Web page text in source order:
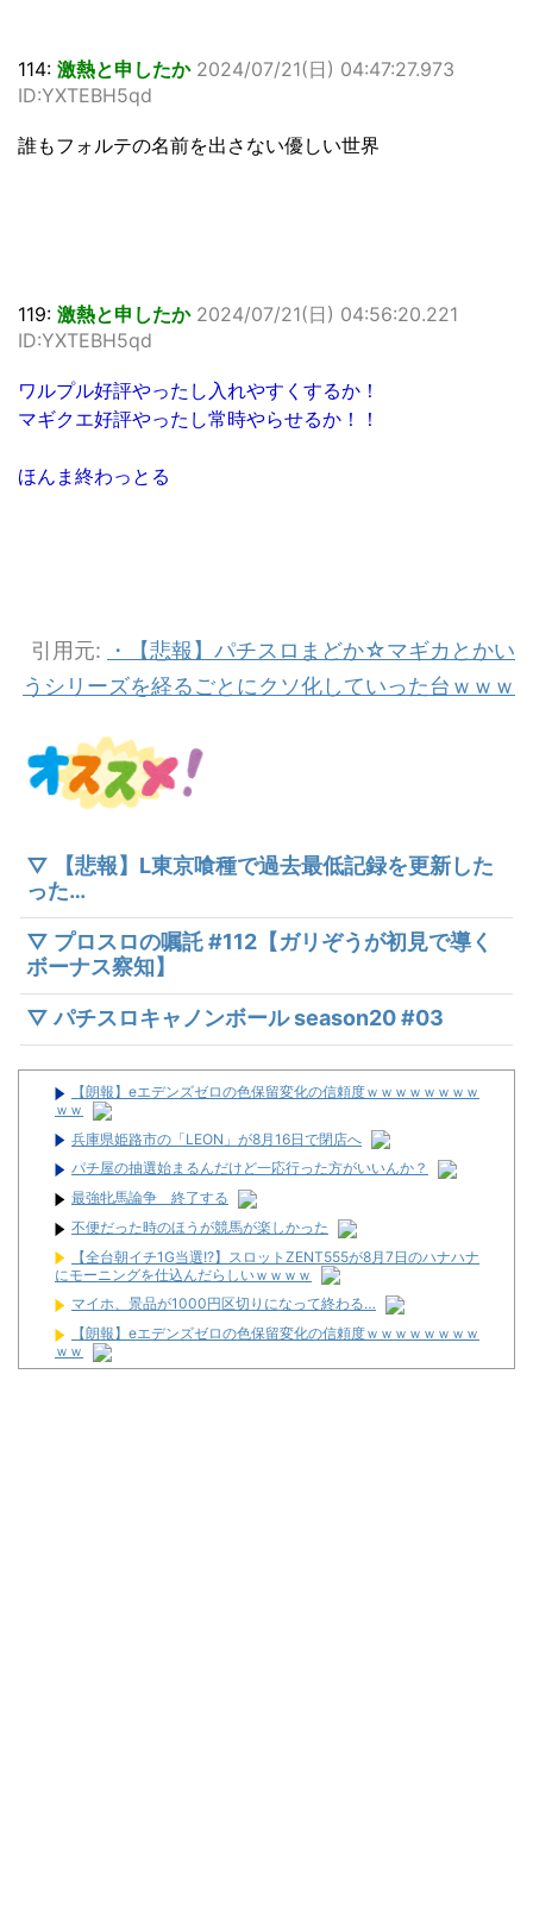
114: 激熱と申したか 2024/07/21(日) 04:47:27.973
ID:YXTEBH5qd
誰もフォルテの名前を出さない優しい世界
119: 激熱と申したか 2024/07/21(日) 04:56:20.221
ID:YXTEBH5qd
ワルプル好評やったし入れやすくするか！
マギクエ好評やったし常時やらせるか！！
ほんま終わっとる
引用元:
・【悲報】パチスロまどか☆マギカとかい
うシリーズを経るごとにクソ化していった台ｗｗｗ
▽ 【悲報】L東京喰種で過去最低記録を更新した
った…
▽ プロスロの嘱託 #112【ガリぞうが初見で導く
ボーナス察知】
▽ パチスロキャノンボール season20 #03
【朗報】eエデンズゼロの色保留変化の信頼度ｗｗｗｗｗｗｗｗ
ｗｗ
兵庫県姫路市の「LEON」が8月16日で閉店へ
パチ屋の抽選始まるんだけど一応行った方がいいんか？
最強牝馬論争 終了する
不便だった時のほうが競馬が楽しかった
【全台朝イチ1G当選!?】スロットZENT555が8月7日のハナハナ
にモーニングを仕込んだらしいｗｗｗｗ
マイホ、景品が1000円区切りになって終わる…
【朗報】eエデンズゼロの色保留変化の信頼度ｗｗｗｗｗｗｗｗ
ｗｗ